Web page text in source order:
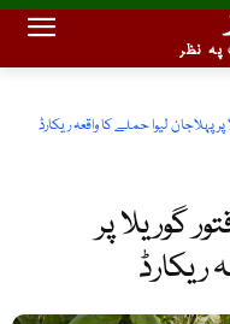
نظر
پہلاجان لیوا حملے کا واقعہ ریکارڈ
گوریلا پر
ریکارڈ